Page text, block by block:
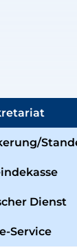
Dienst
Service